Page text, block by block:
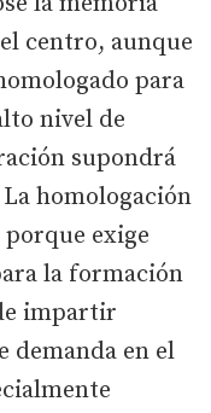
centro, aunque
para
nivel de
supondrá
homologación
porque exige
la formación
impartir
demanda en el